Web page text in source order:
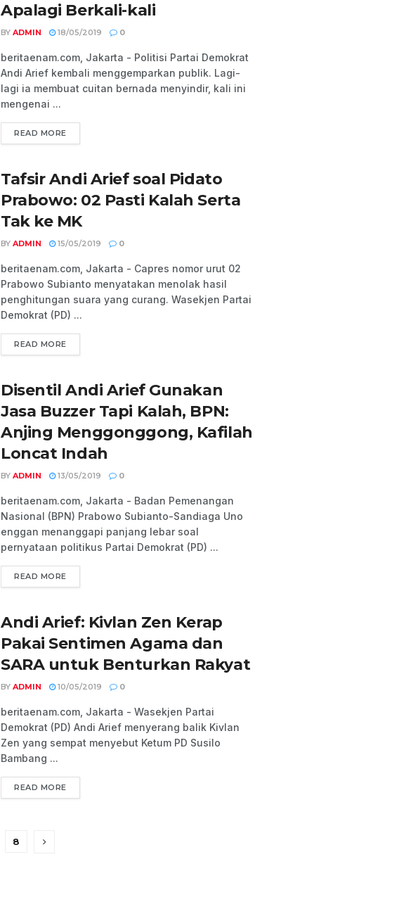
Apalagi Berkali-kali
BY ADMIN 18/05/2019 0
beritaenam.com, Jakarta - Politisi Partai Demokrat
Andi Arief kembali menggemparkan publik. Lagi-
lagi ia membuat cuitan bernada menyindir, kali ini
mengenai ...
READ MORE
Tafsir Andi Arief soal Pidato
Prabowo: 02 Pasti Kalah Serta
Tak ke MK
BY ADMIN 15/05/2019 0
beritaenam.com, Jakarta - Capres nomor urut 02
Prabowo Subianto menyatakan menolak hasil
penghitungan suara yang curang. Wasekjen Partai
Demokrat (PD) ...
READ MORE
Disentil Andi Arief Gunakan
Jasa Buzzer Tapi Kalah, BPN:
Anjing Menggonggong, Kafilah
Loncat Indah
BY ADMIN 13/05/2019 0
beritaenam.com, Jakarta - Badan Pemenangan
Nasional (BPN) Prabowo Subianto-Sandiaga Uno
enggan menanggapi panjang lebar soal
pernyataan politikus Partai Demokrat (PD) ...
READ MORE
Andi Arief: Kivlan Zen Kerap
Pakai Sentimen Agama dan
SARA untuk Benturkan Rakyat
BY ADMIN 10/05/2019 0
beritaenam.com, Jakarta - Wasekjen Partai
Demokrat (PD) Andi Arief menyerang balik Kivlan
Zen yang sempat menyebut Ketum PD Susilo
Bambang ...
READ MORE
8